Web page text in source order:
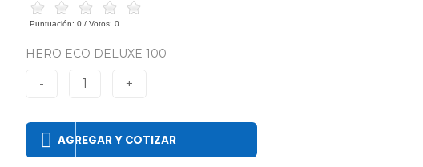
Puntuación: 0 / Votos: 0
HERO ECO DELUXE 100
- 1 +
AGREGAR Y COTIZAR